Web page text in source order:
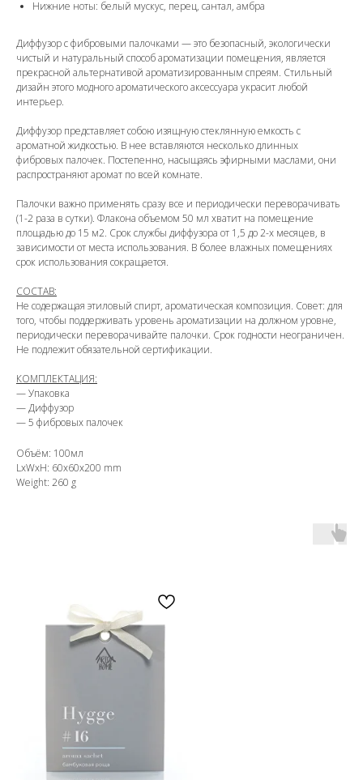
Нижние ноты: белый мускус, перец, сантал, амбра
Диффузор с фибровыми палочками — это безопасный, экологически
чистый и натуральный способ ароматизации помещения, является
прекрасной альтернативой ароматизированным спреям. Стильный
дизайн этого модного ароматического аксессуара украсит любой
интерьер.
Диффузор представляет собою изящную стеклянную емкость с
ароматной жидкостью. В нее вставляются несколько длинных
фибровых палочек. Постепенно, насыщаясь эфирными маслами, они
распространяют аромат по всей комнате.
Палочки важно применять сразу все и периодически переворачивать
(1-2 раза в сутки). Флакона объемом 50 мл хватит на помещение
площадью до 15 м2. Срок службы диффузора от 1,5 до 2-х месяцев, в
зависимости от места использования. В более влажных помещениях
срок использования сокращается.
СОСТАВ:
Не содержащая этиловый спирт, ароматическая композиция. Совет: для
того, чтобы поддерживать уровень ароматизации на должном уровне,
периодически переворачивайте палочки. Срок годности неограничен.
Не подлежит обязательной сертификации.
КОМПЛЕКТАЦИЯ:
—Упаковка
—Диффузор
—5 фибровых палочек
Объём: 100мл
LxWxH: 60x60x200 mm
Weight: 260 g
ЗОЛОТОЕ ЯБЛОКО